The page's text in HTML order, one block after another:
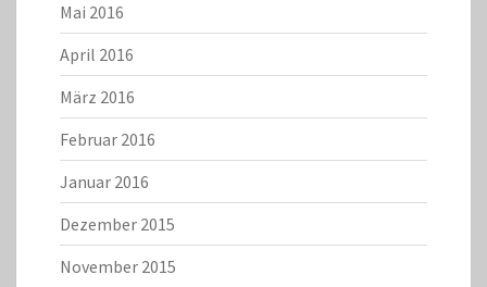
Mai 2016
April 2016
März 2016
Februar 2016
Januar 2016
Dezember 2015
November 2015